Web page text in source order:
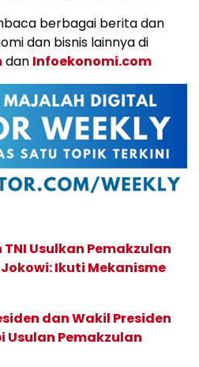
berbagai berita dan
dan bisnis lainnya di
dan Infoekonomi.com
Usulkan Pemakzulan
Ikuti Mekanisme
dan Wakil Presiden
Usulan Pemakzulan